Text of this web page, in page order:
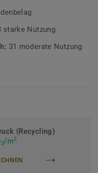
starke Nutzung
31 moderate Nutzung
(Recycling)
2/m2